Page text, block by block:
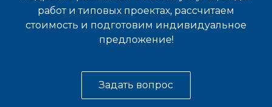
работ и типовых проектах, рассчитаем
стоимость и подготовим индивидуальное
предложение!
Задать вопрос